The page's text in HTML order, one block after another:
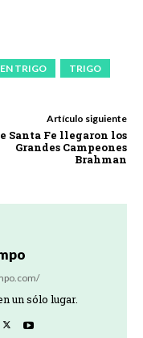
TRIGO TRIGO
Artículo siguiente
Santa Fe llegaron los
Grandes Campeones
Brahman
un sólo lugar.